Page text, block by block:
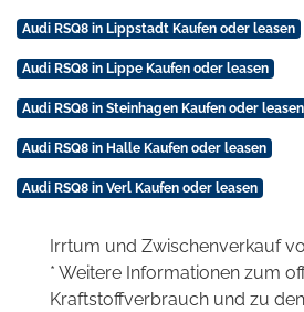
Audi RSQ8 in Lippstadt Kaufen oder leasen
Audi RSQ8 in Lippe Kaufen oder leasen
Audi RSQ8 in Steinhagen Kaufen oder leasen
Audi RSQ8 in Halle Kaufen oder leasen
Audi RSQ8 in Verl Kaufen oder leasen
Irrtum und Zwischenverkauf
* Weitere Informationen zum
Kraftstoffverbrauch und zu